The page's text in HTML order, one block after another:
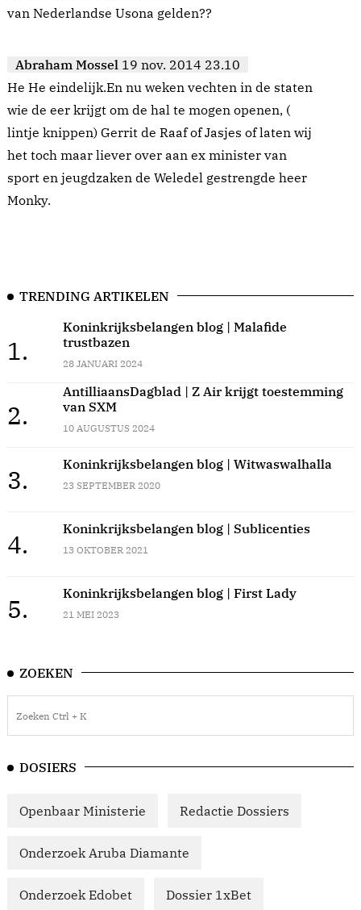
van Nederlandse Usona gelden??
Abraham Mossel 19 nov. 2014 23.10
He He eindelijk.En nu weken vechten in de staten
wie de eer krijgt om de hal te mogen openen, (
lintje knippen) Gerrit de Raaf of Jasjes of laten wij
het toch maar liever over aan ex minister van
sport en jeugdzaken de Weledel gestrengde heer
Monky.
TRENDING ARTIKELEN
1.
Koninkrijksbelangen blog | Malafide
trustbazen
28 JANUARI 2024
2.
AntilliaansDagblad | Z Air krijgt toestemming
van SXM
10 AUGUSTUS 2024
3.
Koninkrijksbelangen blog | Witwaswalhalla
23 SEPTEMBER 2020
4.
Koninkrijksbelangen blog | Sublicenties
13 OKTOBER 2021
5.
Koninkrijksbelangen blog | First Lady
21 MEI 2023
ZOEKEN
DOSIERS
Openbaar Ministerie Redactie Dossiers
Onderzoek Aruba Diamante
Onderzoek Edobet Dossier 1xBet